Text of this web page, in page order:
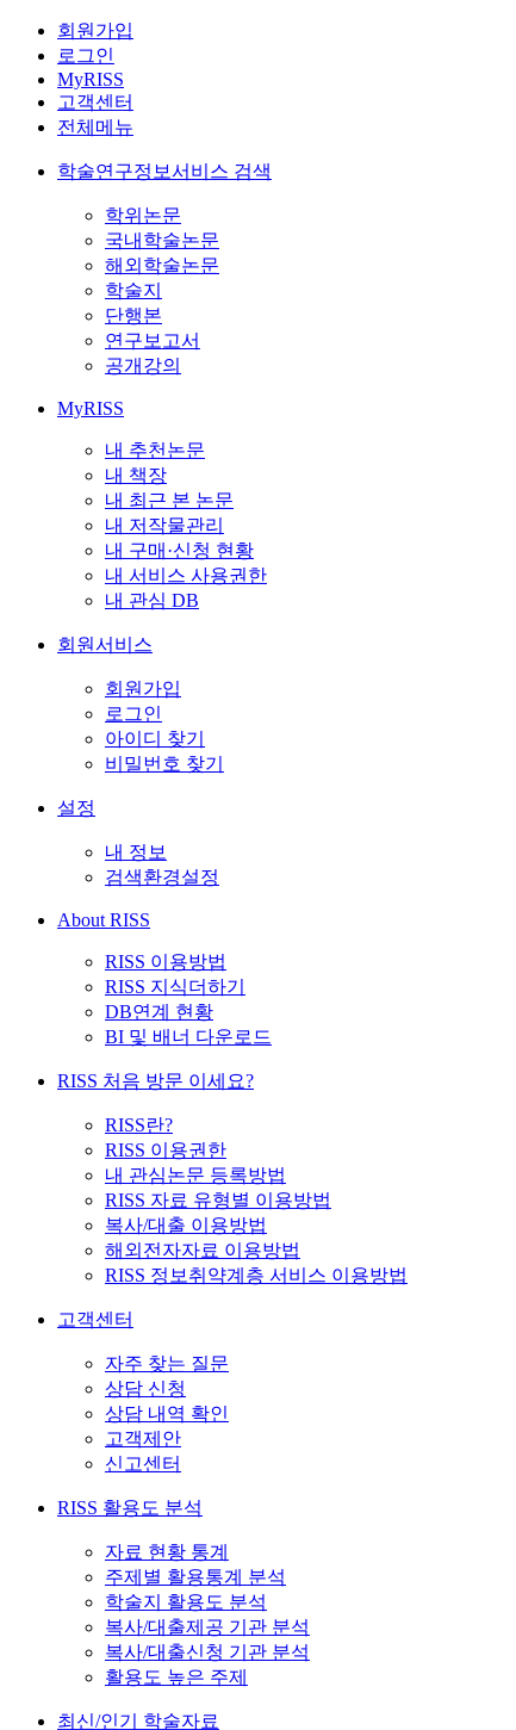
회원가입
로그인
MyRISS
고객센터
전체메뉴
학술연구정보서비스 검색
학위논문
국내학술논문
해외학술논문
학술지
단행본
연구보고서
공개강의
MyRISS
내 추천논문
내 책장
내 최근 본 논문
내 저작물관리
내 구매·신청 현황
내 서비스 사용권한
내 관심 DB
회원서비스
회원가입
로그인
아이디 찾기
비밀번호 찾기
설정
내 정보
검색환경설정
About RISS
RISS 이용방법
RISS 지식더하기
DB연계 현황
BI 및 배너 다운로드
RISS 처음 방문 이세요?
RISS란?
RISS 이용권한
내 관심논문 등록방법
RISS 자료 유형별 이용방법
복사/대출 이용방법
해외전자자료 이용방법
RISS 정보취약계층 서비스 이용방법
고객센터
자주 찾는 질문
상담 신청
상담 내역 확인
고객제안
신고센터
RISS 활용도 분석
자료 현황 통계
주제별 활용통계 분석
학술지 활용도 분석
복사/대출제공 기관 분석
복사/대출신청 기관 분석
활용도 높은 주제
최신/인기 학술자료